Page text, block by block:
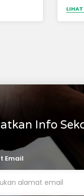
LIHAT
Info
Email